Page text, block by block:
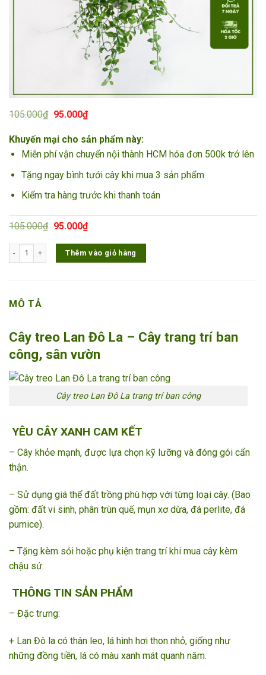
105.000₫ Giá
là:
105.000₫.
95.000₫Giá
tại
là:
95.000₫.
Khuyến mại cho sản phẩm này:
Miễn phí vận chuyển nội thành HCM hóa đơn 500k trở lên
Tặng ngay bình tưới cây khi mua 3 sản phẩm
Kiểm tra hàng trước khi thanh toán
105.000₫ Giá
là:
105.000₫.
95.000₫Giá
hiện
tại
là:
95.000₫.
Cây Lan Đô La số lượngThêm vào giỏ hàng
MÔ TẢ
Cây treo Lan Đô La – Cây trang trí ban
công, sân vườn
Cây treo Lan Đô La trang trí ban công
YÊU CÂY XANH CAM KẾT
– Cây khỏe mạnh, được lựa chọn kỹ lưỡng và đóng gói cẩn
thận.
– Sử dụng giá thể đất trồng phù hợp với từng loại cây. (Bao
gồm: đất vi sinh, phân trùn quế, mụn xơ dừa, đá perlite, đá
pumice).
– Tặng kèm sỏi hoặc phụ kiện trang trí khi mua cây kèm
chậu sứ.
THÔNG TIN SẢN PHẨM
– Đặc trưng:
+ Lan Đô la có thân leo, lá hình hơi thon nhỏ, giống như
những đồng tiền, lá có màu xanh mát quanh năm.